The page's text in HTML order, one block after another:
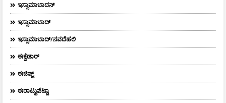
ಇಸ್ಲಾಮಾಬಾದನ್
ಇಸ್ಲಾಮಾಬಾದ್
ಇಸ್ಲಾಮಾಬಾದ್/ನವದೆಹಲಿ
ಈಕ್ವೆಡಾರ್‌
ಈಜಿಪ್ಟ್
ಈರಾಟ್ಟುಪೆಟ್ಟಾ